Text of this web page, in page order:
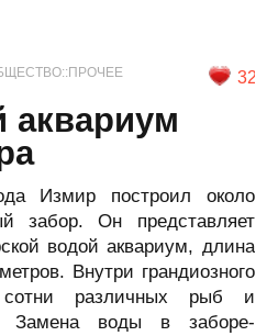
32
аквариум
Измир построил около
забор. Он представляет
водой аквариум, длина
Внутри грандиозного
сотни различных рыб и
Замена воды в заборе-